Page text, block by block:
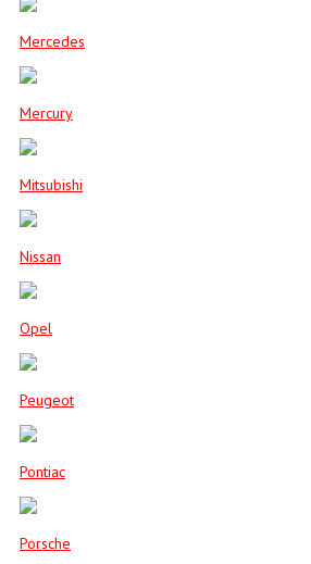
Mercedes
Mercury
Mitsubishi
Nissan
Opel
Peugeot
Pontiac
Porsche